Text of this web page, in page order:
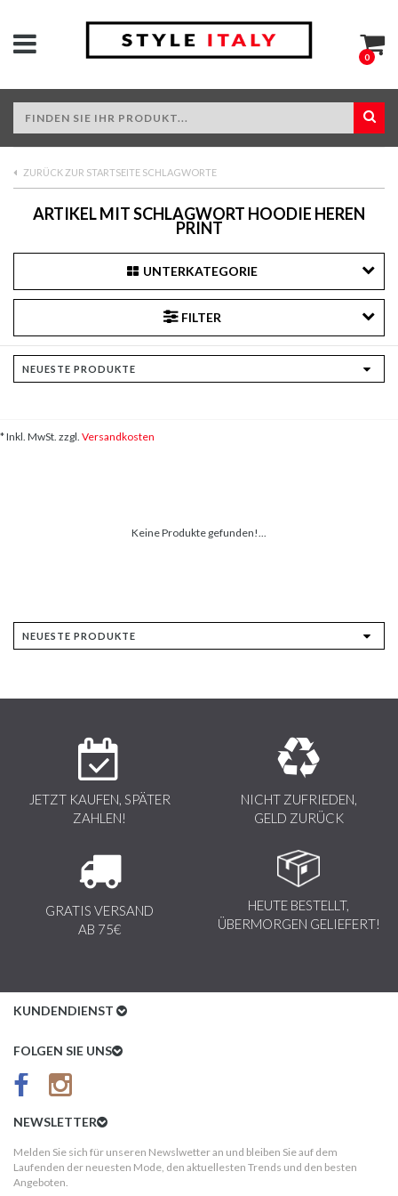
0
ZURÜCK ZUR STARTSEITE SCHLAGWORTE
ARTIKEL MIT SCHLAGWORT HOODIE HEREN
PRINT
UNTERKATEGORIE
FILTER
* Inkl. MwSt. zzgl. Versandkosten
Keine Produkte gefunden!...
JETZT KAUFEN, SPÄTER
ZAHLEN!
NICHT ZUFRIEDEN,
GELD ZURÜCK
GRATIS VERSAND
AB 75€
HEUTE BESTELLT,
ÜBERMORGEN GELIEFERT!
KUNDENDIENST
Kundenservice
AGB
Kundeninformationen
FOLGEN SIE UNS
NEWSLETTER
Melden Sie sich für unseren Newslwetter an und bleiben Sie auf dem
Laufenden der neuesten Mode, den aktuellesten Trends und den besten
Angeboten.